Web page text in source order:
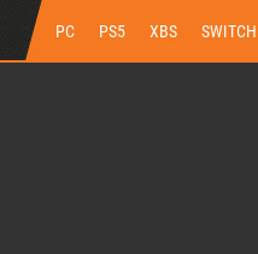
PC PS5 XBS SWITCH